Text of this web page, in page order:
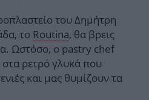
του Δημήτρη
το Routina, θα βρεις
Ωστόσο, ο pastry chef
στα ρετρό γλυκά που
και μας θυμίζουν τα